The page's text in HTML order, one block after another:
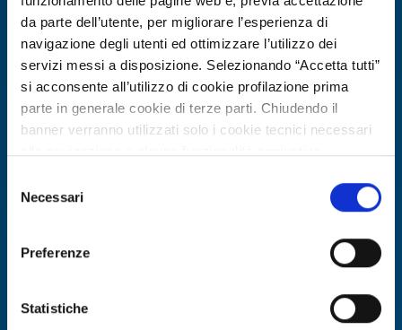
da parte dell’utente, per migliorare l’esperienza di
navigazione degli utenti ed ottimizzare l’utilizzo dei
servizi messi a disposizione. Selezionando “Accetta tutti”
si acconsente all’utilizzo di cookie profilazione prima
parte in generale cookie di terze parti. Chiudendo il
banner verranno utilizzati solo i cookie tecnici necessari
Per conoscere i dettagli, consulta la nostra cookie policy.
https://www.openinnovation.regione.lombardia.it/it/co
https://www.openinnovation.regione.lombardia.it/it/pr
delNecessari
Preferenze
Statistiche
Offerta di tecnologia
Servizi di consulenza ingegneristica
per sviluppo embedded e Edge AI su
ID EEN: TOES20260706006